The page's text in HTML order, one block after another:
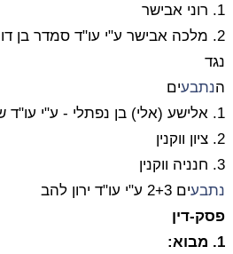
1. רוני אבישר
2. מלכה אבישר ע"י עו"ד סמדר בן דור
נגד
הנתבעים
1. אלישע (אלי) בן נפתלי - ע"י עו"ד שמואל גרוסמן
2. ציון ווקנין
3. חנניה ווקנין
נתבעים 2+3 ע"י עו"ד ירון להב
פסק-דין
1. מבוא: